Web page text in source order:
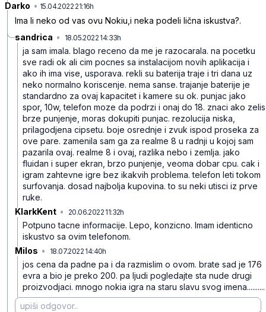
Darko • 15.04.2022 21:16h
Ima li neko od vas ovu Nokiu,i neka podeli lična iskustva?.
sandrica • 18.05.2022 14:33h
ja sam imala. blago receno da me je razocarala. na pocetku
sve radi ok ali cim pocnes sa instalacijom novih aplikacija i
ako ih ima vise, usporava. rekli su baterija traje i tri dana uz
neko normalno koriscenje. nema sanse. trajanje baterije je
standardno za ovaj kapacitet i kamere su ok. punjac jako
spor, 10w, telefon moze da podrzi i onaj do 18. znaci ako zelis
brze punjenje, moras dokupiti punjac. rezolucija niska,
prilagodjena cipsetu. boje osrednje i zvuk ispod proseka za
ove pare. zamenila sam ga za realme 8 u radnji u kojoj sam
pazarila ovaj. realme 8 i ovaj, razlika nebo i zemlja. jako
fluidan i super ekran, brzo punjenje, veoma dobar cpu. cak i
igram zahtevne igre bez ikakvih problema. telefon leti tokom
surfovanja. dosad najbolja kupovina. to su neki utisci iz prve
ruke.
KlarkKent • 20.06.2022 11:32h
Potpuno tacne informacije. Lepo, konzicno. Imam identicno
iskustvo sa ovim telefonom.
Milos • 18.07.2022 14:40h
jos cena da padne pa i da razmislim o ovom. brate sad je 176
evra a bio je preko 200. pa ljudi pogledajte sta nude drugi
proizvodjaci. mnogo nokia igra na staru slavu svog imena..........